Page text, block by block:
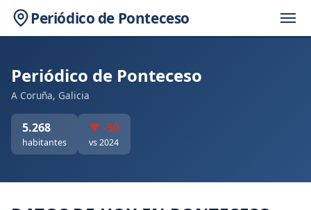
Periódico de Ponteceso
Periódico de Ponteceso
A Coruña, Galicia
5.268
habitantes
▼ -50
vs 2024